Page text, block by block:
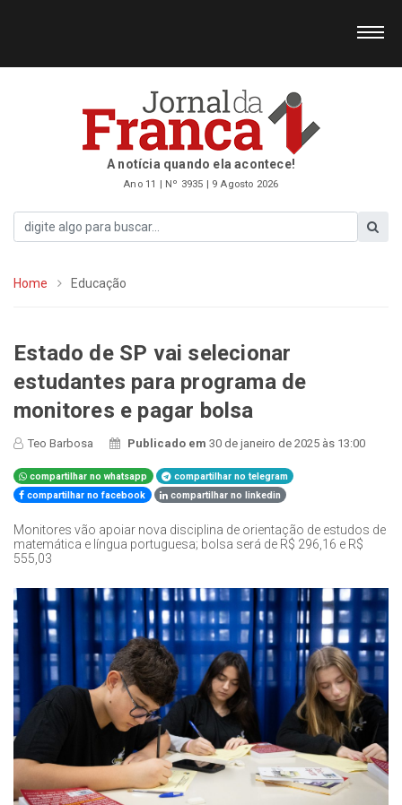
A notícia quando ela acontece!
Ano 11 | Nº 3935 | 9 Agosto 2026
Home Educação
Estado de SP vai selecionar
estudantes para programa de
monitores e pagar bolsa
Teo Barbosa Publicado em30 de janeiro de 2025 às 13:00
compartilhar no whatsapp
compartilhar no telegram
compartilhar no facebook
compartilhar no linkedin
Monitores vão apoiar nova disciplina de orientação de estudos de
matemática e língua portuguesa; bolsa será de R$ 296,16 e R$
555,03